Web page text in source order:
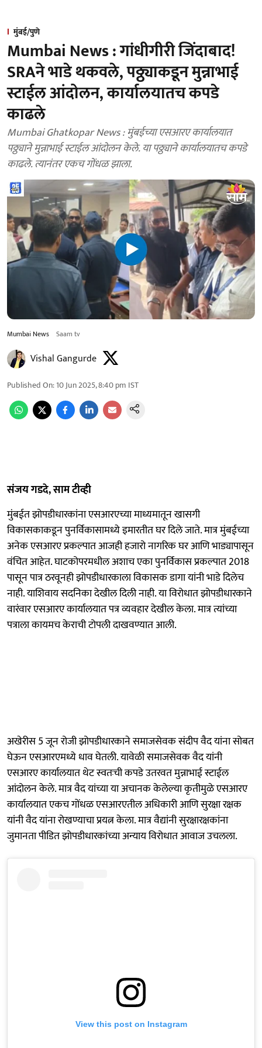
मुंबई/पुणे
Mumbai News : गांधीगीरी जिंदाबाद!
SRAने भाडे थकवले, पठ्ठ्याकडून मुन्नाभाई
स्टाईल आंदोलन, कार्यालयातच कपडे
काढले
Mumbai Ghatkopar News : मुंबईच्या एसआरए कार्यालयात
पठ्ठ्याने मुन्नाभाई स्टाईल आंदोलन केले. या पठ्ठ्याने कार्यालयातच कपडे
काढले. त्यानंतर एकच गोंधळ झाला.
Mumbai News Saam tv
Vishal Gangurde
Published On:10 Jun 2025, 8:40 pm IST
संजय गडदे, साम टीव्ही
मुंबईत झोपडीधारकांना एसआरएच्या माध्यमातून खासगी
विकासकाकडून पुनर्विकासामध्ये इमारतीत घर दिले जाते. मात्र मुंबईच्या
अनेक एसआरए प्रकल्पात आजही हजारो नागरिक घर आणि भाड्यापासून
वंचित आहेत. घाटकोपरमधील अशाच एका पुनर्विकास प्रकल्पात 2018
पासून पात्र ठरवूनही झोपडीधारकाला विकासक डागा यांनी भाडे दिलेच
नाही. याशिवाय सदनिका देखील दिली नाही. या विरोधात झोपडीधारकाने
वारंवार एसआरए कार्यालयात पत्र व्यवहार देखील केला. मात्र त्यांच्या
पत्राला कायमच केराची टोपली दाखवण्यात आली.
अखेरीस 5 जून रोजी झोपडीधारकाने समाजसेवक संदीप वैद यांना सोबत
घेऊन एसआरएमध्ये धाव घेतली. यावेळी समाजसेवक वैद यांनी
एसआरए कार्यालयात थेट स्वतःची कपडे उतरवत मुन्नाभाई स्टाईल
आंदोलन केले. मात्र वैद यांच्या या अचानक केलेल्या कृतीमुळे एसआरए
कार्यालयात एकच गोंधळ एसआरएतील अधिकारी आणि सुरक्षा रक्षक
यांनी वैद यांना रोखण्याचा प्रयत्न केला. मात्र वैद्यांनी सुरक्षारक्षकांना
जुमानता पीडित झोपडीधारकांच्या अन्याय विरोधात आवाज उचलला.
View this post on Instagram